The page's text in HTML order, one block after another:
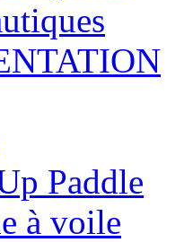
Paddle
à voile